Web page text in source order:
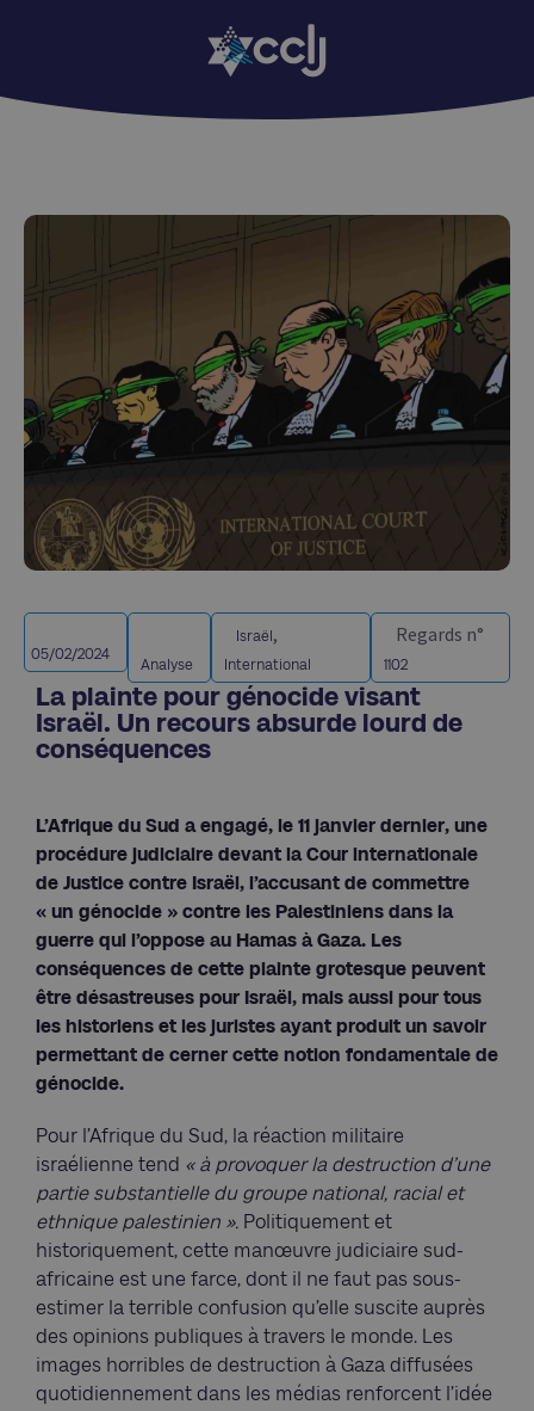
05/02/2024
Analyse
Israël,
International
Regards n°
1102
La plainte pour génocide visant
Israël. Un recours absurde lourd de
conséquences
L’Afrique du Sud a engagé, le 11 janvier dernier, une
procédure judiciaire devant la Cour internationale
de Justice contre Israël, l’accusant de commettre
« un génocide » contre les Palestiniens dans la
guerre qui l’oppose au Hamas à Gaza. Les
conséquences de cette plainte grotesque peuvent
être désastreuses pour Israël, mais aussi pour tous
les historiens et les juristes ayant produit un savoir
permettant de cerner cette notion fondamentale de
génocide.
Pour l’Afrique du Sud, la réaction militaire
israélienne tend « à provoquer la destruction d’une
partie substantielle du groupe national, racial et
ethnique palestinien ». Politiquement et
historiquement, cette manœuvre judiciaire sud-
africaine est une farce, dont il ne faut pas sous-
estimer la terrible confusion qu’elle suscite auprès
des opinions publiques à travers le monde. Les
images horribles de destruction à Gaza diffusées
quotidiennement dans les médias renforcent l’idée